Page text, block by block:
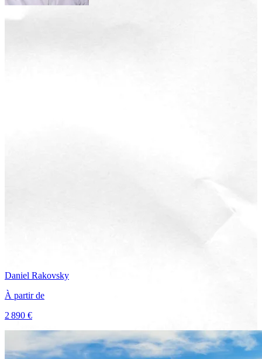
Daniel Rakovsky
À partir de
2 890 €
Voir le voyage